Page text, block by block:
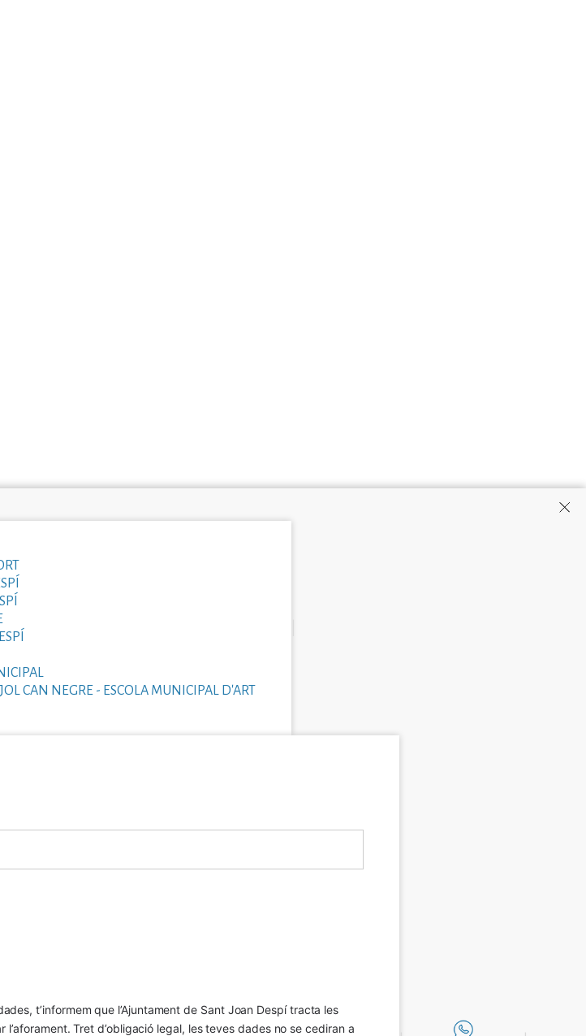
CAN NEGRE - ESCOLA MUNICIPAL D'ART
t’informem que l’Ajuntament de Sant Joan Despí tracta les
Tret d’obligació legal, les teves dades no se cediran a